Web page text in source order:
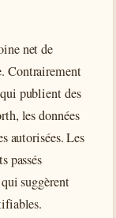
net de
Contrairement
publient des
les données
autorisées. Les
passés
suggèrent